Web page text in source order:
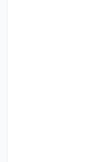
برای عبور آب از
به یک پمپ قدرتمند
نگران نباشید، مصرف
یک لامپ کم‌مصرف
شما نخواهد داشت.
محصول در صنایع
محصولات خود